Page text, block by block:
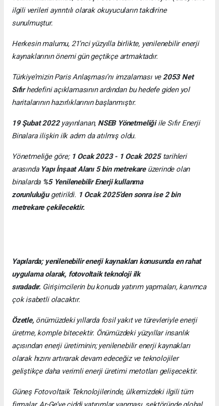
ilgili verileri ayrıntılı olarak okuyucuların takdirine
sunulmuştur.
Herkesin malumu, 21’nci yüzyılla birlikte, yenilenebilir enerji
kaynaklarının önemi gün geçtikçe artmaktadır.
Türkiye’mizin Paris Anlaşması’nı imzalaması ve2053 Net
Sıfırhedefini açıklamasının ardından bu hedefe giden yol
haritalarının hazırlıklarının başlanmıştır.
19 Şubat 2022 yayınlanan, NSEB Yönetmeliğiile Sıfır Enerji
Binalara ilişkin ilk adım da atılmış oldu.
Yönetmeliğe göre; 1 Ocak 2023 - 1 Ocak 2025 tarihleri
arasında Yapı İnşaat Alanı 5 bin metrekare üzerinde olan
binalarda%5 Yenilenebilir Enerji kullanma
zorunluluğugetirildi. 1 Ocak 2025’den sonra ise 2 bin
metrekare çekilecektir.
Yapılarda; yenilenebilir enerji kaynakları konusunda en rahat
uygulama olarak, fotovoltaik teknoloji ilk
sıradadır. Girişimcilerin bu konuda yatırım yapmaları, kanımca
çok isabetli olacaktır.
Özetle,önümüzdeki yıllarda fosil yakıt ve türevleriyle enerji
üretme, komple bitecektir. Önümüzdeki yüzyıllar insanlık
açısından enerji üretiminin; yenilenebilir enerji kaynakları
olarak hızını artırarak devam edeceğiz ve teknolojiler
geliştikçe daha verimli enerji üretimi metotları gelişecektir.
Güneş Fotovoltaik Teknolojilerinde, ülkemizdeki ilgili tüm